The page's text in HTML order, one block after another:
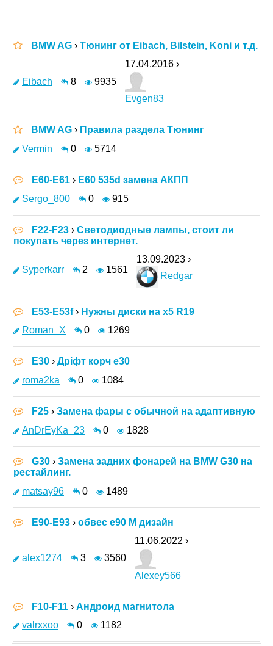
BMW AG › Тюнинг от Eibach, Bilstein, Koni и т.д.
Eibach 8 9935
17.04.2016 ›
Evgen83
BMW AG › Правила раздела Тюнинг
Vermin
0 5714
E60-E61 › E60 535d замена АКПП
Sergo_800
0 915
F22-F23 › Светодиодные лампы, стоит ли
покупать через интернет.
Syperkarr 2 1561
13.09.2023 ›
Redgar
E53-E53f› Нужны диски на х5 R19
Roman_X
0 1269
E30 › Дріфт корч е30
roma2ka
0 1084
F25 › Замена фары с обычной на адаптивную
AnDrEyKa_23
0 1828
G30 › Замена задних фонарей на BMW G30 на
рестайлинг.
matsay96
0 1489
E90-E93 › обвес е90 М дизайн
alex1274 3 3560
11.06.2022 ›
Alexey566
F10-F11 › Андроид магнитола
valrxxoo
0 1182